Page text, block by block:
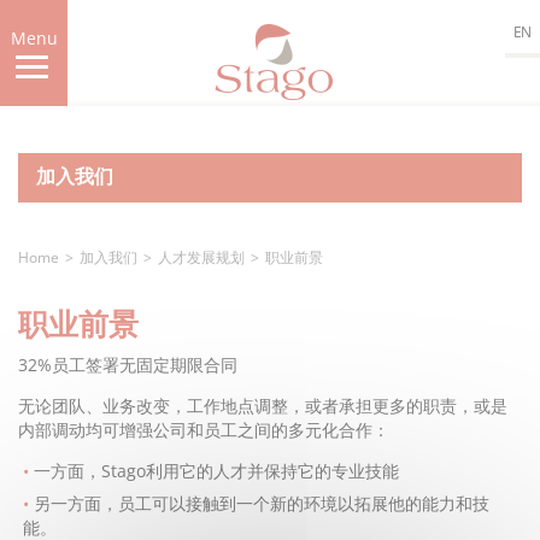
to
main
content
Menu EN
加入我们
Home 加入我们 人才发展规划 职业前景
职业前景
32%员工签署无固定期限合同
无论团队、业务改变，工作地点调整，或者承担更多的职责，或是
内部调动均可增强公司和员工之间的多元化合作：
一方面，Stago利用它的人才并保持它的专业技能
另一方面，员工可以接触到一个新的环境以拓展他的能力和技
能。